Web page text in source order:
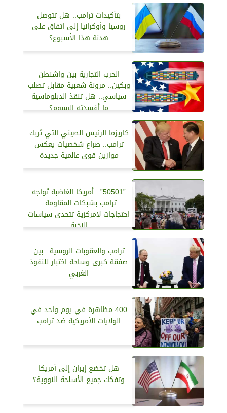
بتأكيدات ترامب.. هل تتوصل
روسيا وأوكرانيا إلى اتفاق على
هدنة هذا الأسبوع؟
الحرب التجارية بين واشنطن
وبكين.. مرونة شعبية مقابل تصلب
سياسي.. هل تنقذ الدبلوماسية
ما أفسدته الرسوم؟
كاريزما الرئيس الصيني التي تُربك
ترامب.. صراع شخصيات يعكس
موازين قوى عالمية جديدة
”50501”.. أمريكا الغاضبة تُواجه
ترامب بشبكات المقاومة..
احتجاجات لامركزية تتحدى سياسات
النخبة
ترامب والعقوبات الروسية.. بين
صفقة كبرى وساحة اختبار للنفوذ
الغربي
400 مظاهرة في يوم واحد في
الولايات الأمريكية ضد ترامب
هل تخضع إيران إلى أمريكا
وتفكك جميع الأسلحة النووية؟